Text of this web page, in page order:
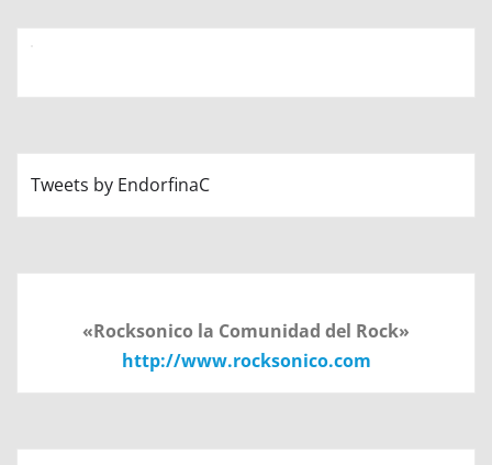
Tweets by EndorfinaC
«Rocksonico la Comunidad del Rock»
http://www.rocksonico.com